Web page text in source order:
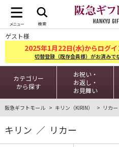
ゲスト様
2025年1月22日(水)からログイ
切替登録（既存会員様）がお済みで
カテゴリー
から探す
お祝い・
お返し・
お見舞い
阪急ギフトモール キリン（KIRIN） リカー
キリン ／ リカー